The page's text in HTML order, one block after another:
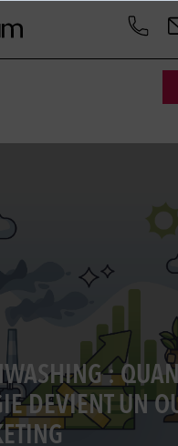
:
DEVIENT UN